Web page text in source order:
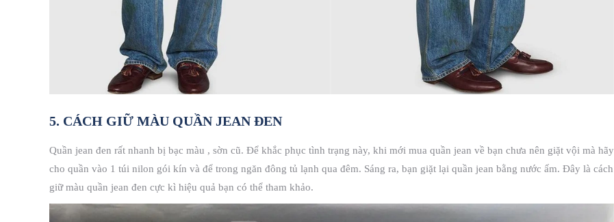
5. CÁCH GIỮ MÀU QUẦN JEAN ĐEN
Quần jean đen rất nhanh bị bạc màu , sờn cũ. Để khắc phục tình trạng này, khi mới mua quần jean về bạn chưa nên giặt vội mà hãy
cho quần vào 1 túi nilon gói kín và để trong ngăn đông tủ lạnh qua đêm. Sáng ra, bạn giặt lại quần jean bằng nước ấm. Đây là cách
giữ màu quần jean đen cực kì hiệu quả bạn có thể tham khảo.